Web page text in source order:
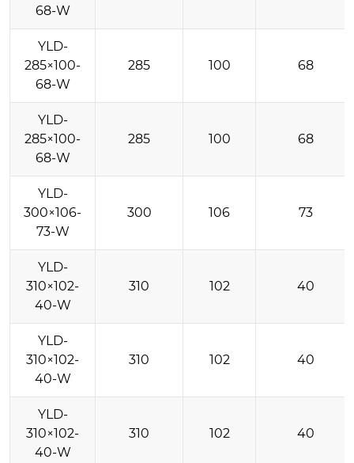
68-W
YLD-
285×100-
68-W
285 100 68
YLD-
285×100-
68-W
285 100 68
YLD-
300×106-
73-W
300 106 73
YLD-
310×102-
40-W
310 102 40
YLD-
310×102-
40-W
310 102 40
YLD-
310×102-
40-W
310 102 40